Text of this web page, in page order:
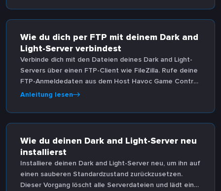
Wie du dich per FTP mit deinem Dark and
Light-Server verbindest
Verbinde dich mit den Dateien deines Dark and Light-
Servers über einen FTP-Client wie FileZilla. Rufe deine
FTP-Anmeldedaten aus dem Host Havoc Game Control
Panel ab, um Serverdateien zu verwalten.
Anleitung lesen
Wie du deinen Dark and Light-Server neu
installierst
Installiere deinen Dark and Light-Server neu, um ihn auf
einen sauberen Standardzustand zurückzusetzen.
Dieser Vorgang löscht alle Serverdateien und lädt eine